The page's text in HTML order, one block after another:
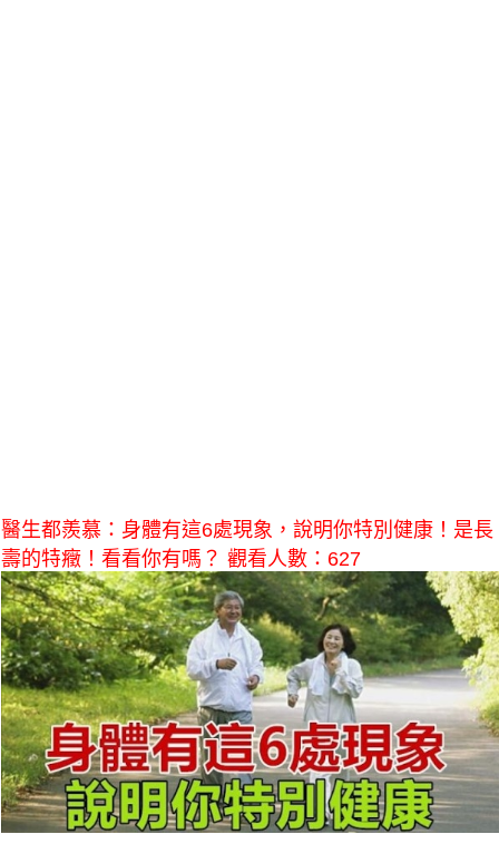
醫生都羨慕：身體有這6處現象，說明你特別健康！是長
壽的特癥！看看你有嗎？ 觀看人數：627